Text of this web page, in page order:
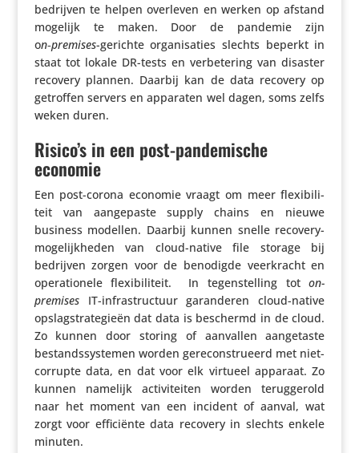
bedrijven te helpen overleven en werken op afstand
mogelijk te maken. Door de pandemie zijn
on‑premises-gerichte orga­ni­sa­ties slechts beperkt in
staat tot lokale DR-tests en verbe­te­ring van disaster
recovery plannen. Daarbij kan de data recovery op
getroffen servers en apparaten wel dagen, soms zelfs
weken duren.
Risico’s in een post-pandemische
economie
Een post-corona economie vraagt om meer flexi­bi­li­
teit van aange­paste supply chains en nieuwe
business modellen. Daarbij kunnen snelle recovery-
moge­lijk­heden van cloud-native file storage bij
bedrijven zorgen voor de benodigde veer­kracht en
opera­ti­o­nele flexi­bi­li­teit. In tegen­stel­ling toton-
premisesIT-infra­struc­tuur garan­deren cloud-native
opslag­stra­te­gieën dat data is beschermd in de cloud.
Zo kunnen door storing of aanvallen aange­taste
bestands­sys­temen worden gere­con­stru­eerd met niet-
corrupte data, en dat voor elk virtueel apparaat. Zo
kunnen namelijk acti­vi­teiten worden terug­ge­rold
naar het moment van een incident of aanval, wat
zorgt voor effi­ci­ënte data recovery in slechts enkele
minuten.